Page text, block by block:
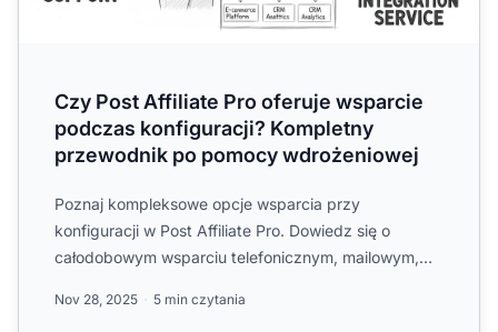
Czy Post Affiliate Pro oferuje wsparcie
podczas konfiguracji? Kompletny
przewodnik po pomocy wdrożeniowej
Poznaj kompleksowe opcje wsparcia przy
konfiguracji w Post Affiliate Pro. Dowiedz się o
całodobowym wsparciu telefonicznym, mailowym,
Nov 28, 2025 5 min czytania